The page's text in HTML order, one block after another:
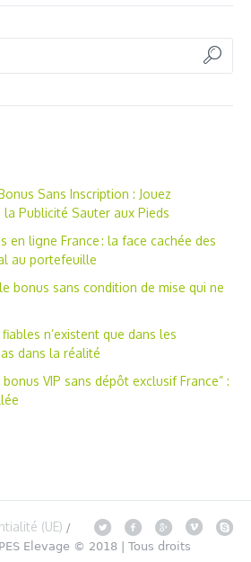
Sans Inscription : Jouez
Publicité Sauter aux Pieds
en ligne France : la face cachée des
au portefeuille
bonus sans condition de mise qui ne
n’existent que dans les
dans la réalité
VIP sans dépôt exclusif France” :
(UE) /
Elevage © 2018 | Tous droits